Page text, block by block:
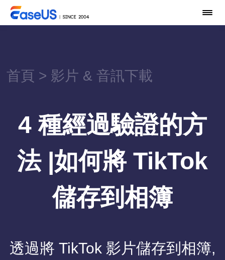
首頁 > 影片 & 音訊下載
4 種經過驗證的方
法 |如何將 TikTok
儲存到相簿
透過將 TikTok 影片儲存到相簿,